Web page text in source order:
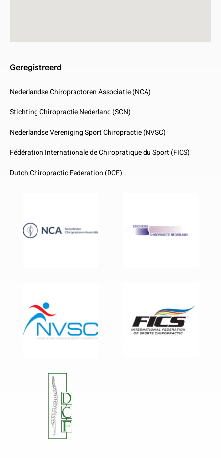
Geregistreerd
Nederlandse Chiropractoren Associatie (NCA)
Stichting Chiropractie Nederland (SCN)
Nederlandse Vereniging Sport Chiropractie (NVSC)
Fédération Internationale de Chiropratique du Sport (FICS)
Dutch Chiropractic Federation (DCF)